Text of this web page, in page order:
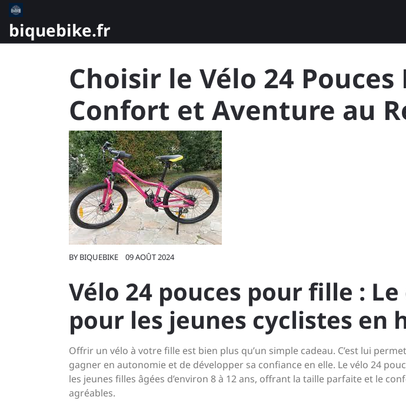
Skip
content
biquebike.fr
Choisir le Vélo 24
Confort et Aventure au
BY BIQUEBIKE 09 AOÛT 2024
Vélo 24 pouces pour fille :
pour les jeunes cyclistes en
Offrir un vélo à votre fille est bien plus qu’un simple cadeau. C’est lui
gagner en autonomie et de développer sa confiance en elle. Le vélo 24
les jeunes filles âgées d’environ 8 à 12 ans, offrant la taille parfaite et le
agréables.